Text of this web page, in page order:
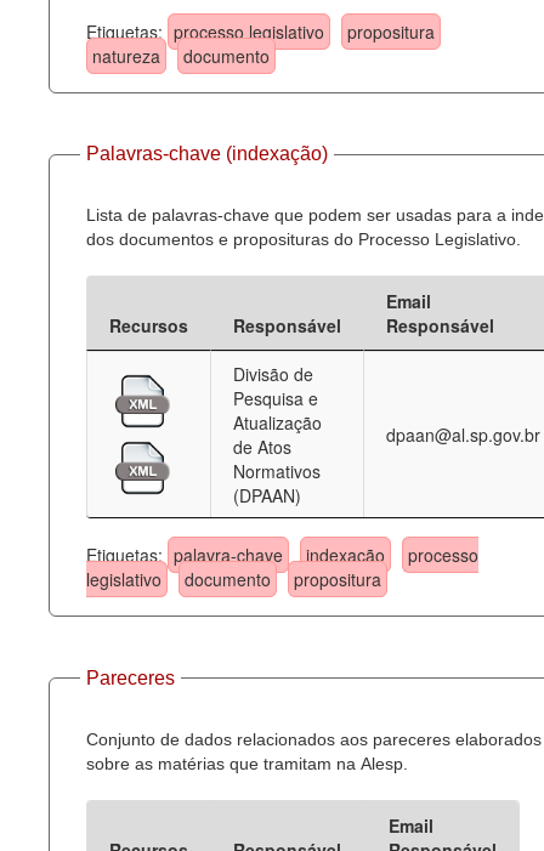
Etiquetas: processo legislativo
propositura
natureza
documento
Palavras-chave (indexação)
Lista de palavras-chave que podem ser usadas para a
dos documentos e proposituras do Processo Legislativo.
Recursos Responsável
Email
Responsável
Divisão de
Pesquisa e
Atualização
de Atos
Normativos
(DPAAN)
dpaan@al.sp.gov.br
Etiquetas: palavra-chave indexação
processo
legislativo
documento propositura
Pareceres
Conjunto de dados relacionados aos pareceres elaborados
sobre as matérias que tramitam na Alesp.
Email